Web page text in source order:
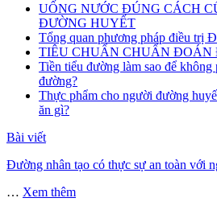
UỐNG NƯỚC ĐÚNG CÁCH
ĐƯỜNG HUYẾT
Tổng quan phương pháp điều trị
TIÊU CHUẨN CHUẨN
Tiền tiểu đường làm sao để không
đường?
Thực phẩm cho người đường
ăn gì?
Bài viết
Đường nhân tạo có thực sự an toàn với
… Xem thêm